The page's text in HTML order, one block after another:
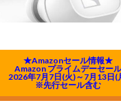
★Amazonセール情報★
Amazon プライムデーセール
2026年7月7日(火)～7月13日(
※先行セール含む